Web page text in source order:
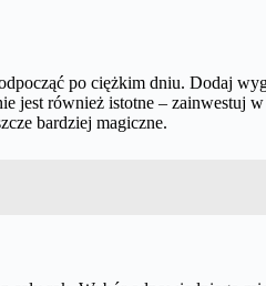
po ciężkim dniu. Dodaj
jest również istotne – zainwestuj
bardziej magiczne.